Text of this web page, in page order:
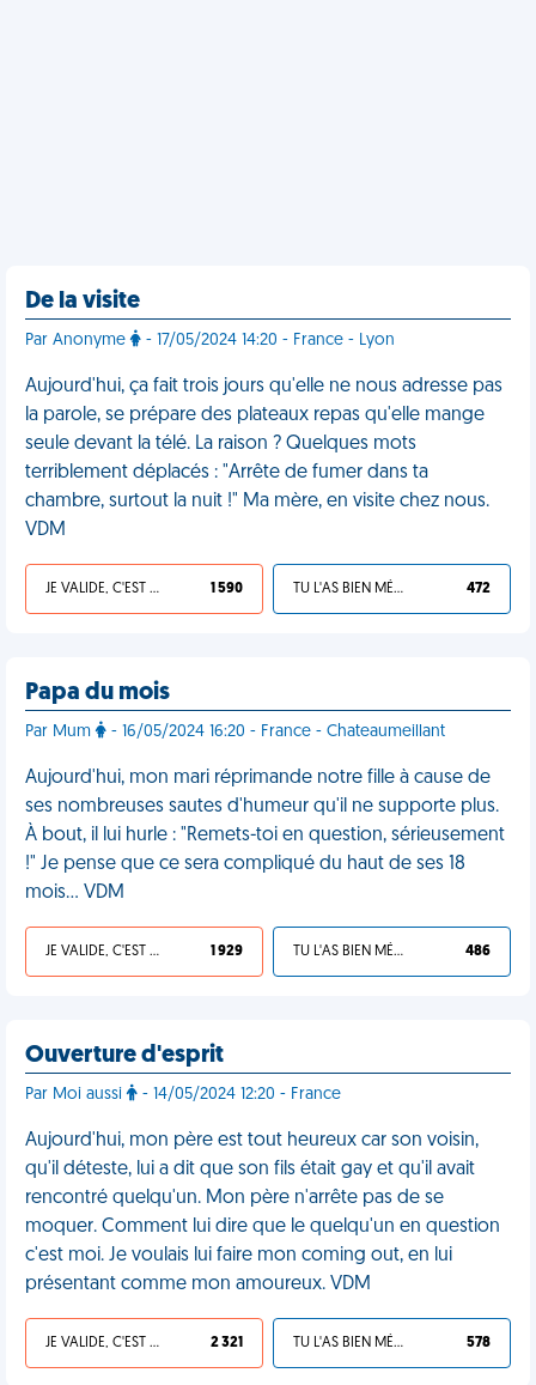
De la visite
Par Anonyme - 17/05/2024 14:20 - France - Lyon
Aujourd'hui, ça fait trois jours qu'elle ne nous adresse pas
la parole, se prépare des plateaux repas qu'elle mange
seule devant la télé. La raison ? Quelques mots
terriblement déplacés : "Arrête de fumer dans ta
chambre, surtout la nuit !" Ma mère, en visite chez nous.
VDM
JE VALIDE, C'EST UNE VDM 1 590 TU L'AS BIEN MÉRITÉ 472
Papa du mois
Par Mum - 16/05/2024 16:20 - France - Chateaumeillant
Aujourd'hui, mon mari réprimande notre fille à cause de
ses nombreuses sautes d'humeur qu'il ne supporte plus.
À bout, il lui hurle : "Remets-toi en question, sérieusement
!" Je pense que ce sera compliqué du haut de ses 18
mois… VDM
JE VALIDE, C'EST UNE VDM 1 929 TU L'AS BIEN MÉRITÉ 486
Ouverture d'esprit
Par Moi aussi - 14/05/2024 12:20 - France
Aujourd'hui, mon père est tout heureux car son voisin,
qu'il déteste, lui a dit que son fils était gay et qu'il avait
rencontré quelqu'un. Mon père n'arrête pas de se
moquer. Comment lui dire que le quelqu'un en question
c'est moi. Je voulais lui faire mon coming out, en lui
présentant comme mon amoureux. VDM
JE VALIDE, C'EST UNE VDM 2 321 TU L'AS BIEN MÉRITÉ 578